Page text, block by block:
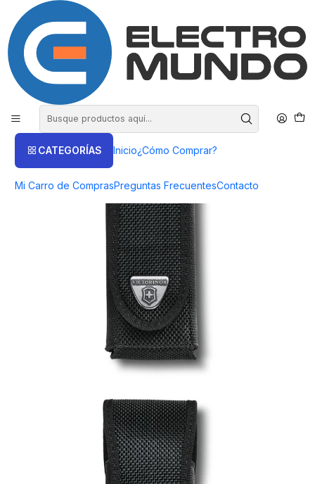
CATEGORÍAS Inicio¿Cómo Comprar?
Mi Carro de ComprasPreguntas FrecuentesContacto
COMPRA HASTA EN 3 CUOTAS SIN INTERES
Inicio Victorinox Accesorios
Estuche De Nylon Para Navaja Victorinox 111 Mm